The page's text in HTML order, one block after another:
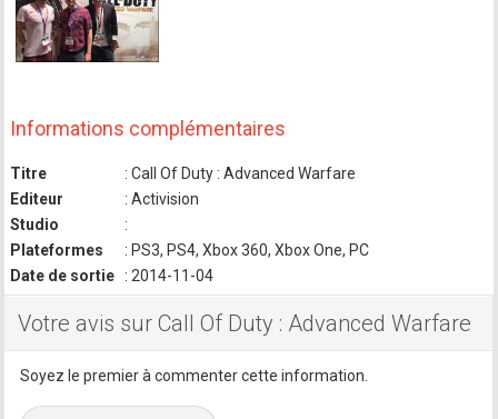
Informations complémentaires
Titre
: Call Of Duty : Advanced Warfare
Editeur
: Activision
Studio
:
Plateformes
: PS3, PS4, Xbox 360, Xbox One, PC
Date de sortie
: 2014-11-04
Votre avis sur Call Of Duty : Advanced Warfare
Soyez le premier à commenter cette information.